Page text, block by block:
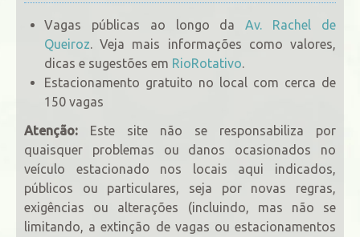
Vagas públicas ao longo daAv. Rachel de
Queiroz. Veja mais informações como valores,
dicas e sugestões em RioRotativo.
Estacionamento gratuito no local com cerca de
150 vagas
Atenção: Este site não se responsabiliza por
quaisquer problemas ou danos ocasionados no
veículo estacionado nos locais aqui indicados,
públicos ou particulares, seja por novas regras,
exigências ou alterações (incluindo, mas não se
limitando, a extinção de vagas ou estacionamentos